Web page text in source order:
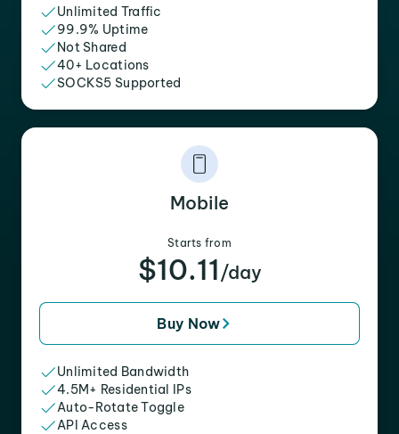
Unlimited Traffic
99.9% Uptime
Not Shared
40+ Locations
SOCKS5 Supported
Mobile
Starts from
$10.11 /day
Buy Now
Unlimited Bandwidth
4.5M+ Residential IPs
Auto-Rotate Toggle
API Access